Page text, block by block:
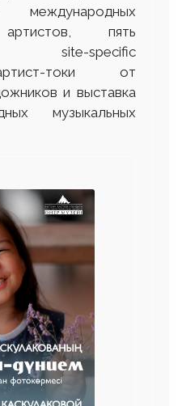
международных
пять
site-specific
токи от
и выставка
музыкальных